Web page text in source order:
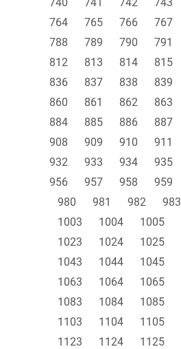
764
765 766 767
788
789 790 791
812
813 814 815
836
837 838 839
860
861 862 863
884
885 886 887
908
909 910 911
932
933 934 935
956
957 958 959
980
981 982 983
1003
1004 1005
1023
1024 1025
1043
1044 1045
1063
1064 1065
1083
1084 1085
1103
1104 1105
1123
1124 1125